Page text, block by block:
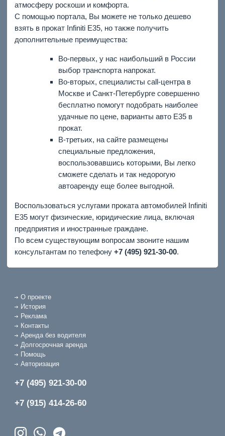
атмосферу роскоши и комфорта.
С помощью портала, Вы можете не только дешево
взять в прокат Infiniti E35, но также получить
дополнительные преимущества:
Во-первых, у нас наибольший в России
выбор транспорта напрокат.
Во-вторых, специалисты call-центра в
Москве и Санкт-Петербурге совершенно
бесплатно помогут подобрать наиболее
удачные по цене, варианты авто E35 в
прокат.
В-третьих, на сайте размещены
специальные предложения,
воспользовавшись которыми, Вы легко
сможете сделать и так недорогую
автоаренду еще более выгодной.
Воспользоваться услугами проката автомобилей Infiniti
E35 могут физические, юридические лица, включая
предприятия и иностранные граждане.
По всем существующим вопросам звоните нашим
консультантам по телефону +7 (495) 921-30-00.
О проекте
История
Реклама
Контакты
Аренда без водителя
Долгосрочная аренда
Помощь
Авторизация
+7 (495) 921-30-00
+7 (915) 414-26-60